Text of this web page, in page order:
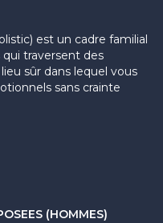
est un cadre familial
qui traversent des
sûr dans lequel vous
sans crainte
(HOMMES)